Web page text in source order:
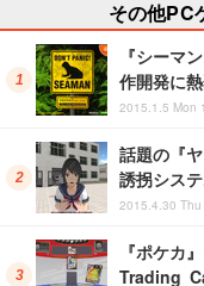
その他PC
『シーマ
作開発に
2015.1.5 Mon
話題の『
誘拐シス
2015.4.30
『ポケカ
Trading